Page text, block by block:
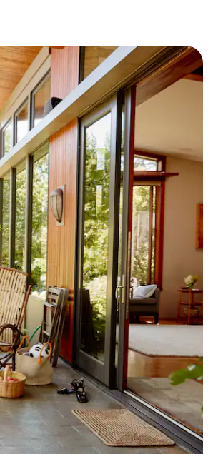
プして検索結果を確認することができます。